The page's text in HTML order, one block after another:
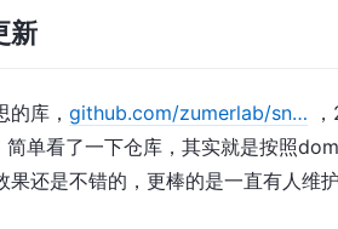
新
的库，github.com/zumerlab/sn…
单看了一下仓库，其实就是按照
还是不错的，更棒的是一直有人维护